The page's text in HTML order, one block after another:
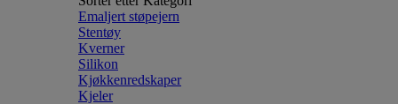
Emaljert støpejern
Stentøy
Kverner
Silikon
Kjøkkenredskaper
Kjeler